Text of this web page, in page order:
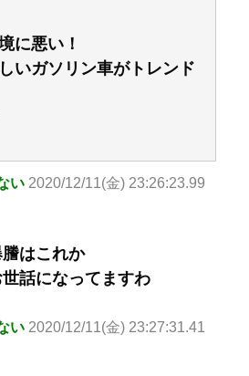
に悪い！
いガソリン車がトレンド
い 2020/12/11(金) 23:26:23.99
はこれか
世話になってますわ
い 2020/12/11(金) 23:27:31.41